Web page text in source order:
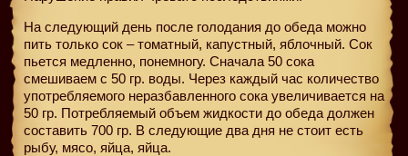
На следующий день после голодания до обеда можно
пить только сок – томатный, капустный, яблочный. Сок
пьется медленно, понемногу. Сначала 50 сока
смешиваем с 50 гр. воды. Через каждый час количество
употребляемого неразбавленного сока увеличивается на
50 гр. Потребляемый объем жидкости до обеда должен
составить 700 гр. В следующие два дня не стоит есть
рыбу, мясо, яйца, яйца.